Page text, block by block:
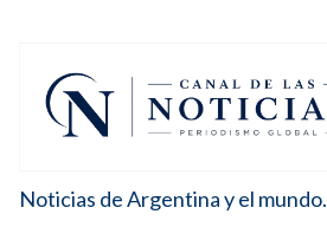
Noticias de Argentina y el mundo.